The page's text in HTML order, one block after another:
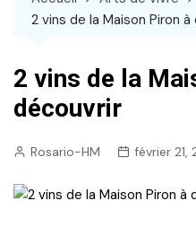
2 vins de la Maison Piron
2 vins de la
découvrir
Rosario-HM février 21,